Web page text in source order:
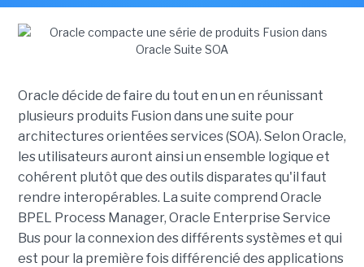
Oracle décide de faire du tout en un en réunissant
plusieurs produits Fusion dans une suite pour
architectures orientées services (SOA). Selon Oracle,
les utilisateurs auront ainsi un ensemble logique et
cohérent plutôt que des outils disparates qu'il faut
rendre interopérables. La suite comprend Oracle
BPEL Process Manager, Oracle Enterprise Service
Bus pour la connexion des différents systèmes et qui
est pour la première fois différencié des applications